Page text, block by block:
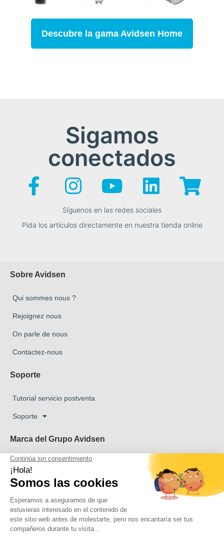
Descubre la gama Avidsen Home
Sigamos
conectados
Síguenos en las redes sociales
Pida los artículos directamente en nuestra tienda online
Sobre Avidsen
Qui sommes nous ?
Rejoignez nous
On parle de nous
Contactez-nous
Soporte
Tutorial servicio postventa
Soporte
Marca del Grupo Avidsen
Marca Avidsen
Marca Extel
La marca Thomson
Marca Philips